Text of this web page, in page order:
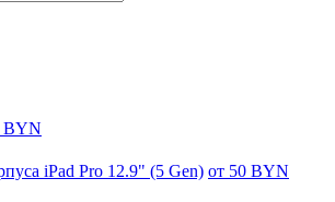
BYN
iPad Pro 12.9" (5 Gen) от 50 BYN